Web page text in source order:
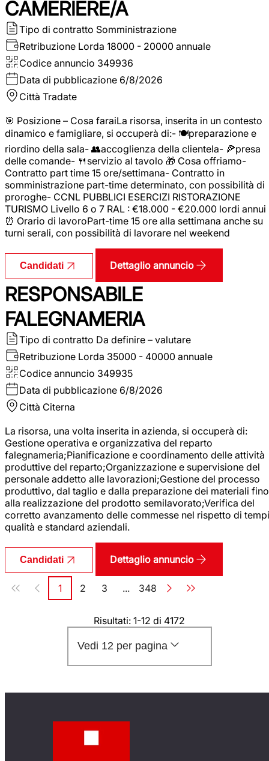
CAMERIERE/A
Tipo di contratto Somministrazione
Retribuzione Lorda 18000 - 20000 annuale
Codice annuncio 349936
Data di pubblicazione 6/8/2026
Città Tradate
🎯 Posizione – Cosa faraiLa risorsa, inserita in un contesto
dinamico e famigliare, si occuperà di:- 🍽️preparazione e
riordino della sala- 👥accoglienza della clientela- 🍕presa
delle comande- 🍴servizio al tavolo 🎁 Cosa offriamo-
Contratto part time 15 ore/settimana- Contratto in
somministrazione part-time determinato, con possibilità di
proroghe- CCNL PUBBLICI ESERCIZI RISTORAZIONE
TURISMO Livello 6 o 7 RAL : €18.000 - €20.000 lordi annui
⏰ Orario di lavoroPart-time 15 ore alla settimana anche su
turni serali, con possibilità di lavorare nel weekend
Candidati Dettaglio annuncio
RESPONSABILE
FALEGNAMERIA
Tipo di contratto Da definire – valutare
Retribuzione Lorda 35000 - 40000 annuale
Codice annuncio 349935
Data di pubblicazione 6/8/2026
Città Citerna
La risorsa, una volta inserita in azienda, si occuperà di:
Gestione operativa e organizzativa del reparto
falegnameria;Pianificazione e coordinamento delle attività
produttive del reparto;Organizzazione e supervisione del
personale addetto alle lavorazioni;Gestione del processo
produttivo, dal taglio e dalla preparazione dei materiali fino
alla realizzazione del prodotto semilavorato;Verifica del
corretto avanzamento delle commesse nel rispetto di
qualità e standard aziendali.
Candidati Dettaglio annuncio
Paginazione
Pagina
1 Pagina
2 Pagina
3 ... Pagina
348
Risultati: 1-12 di 4172
Vedi 12 per pagina